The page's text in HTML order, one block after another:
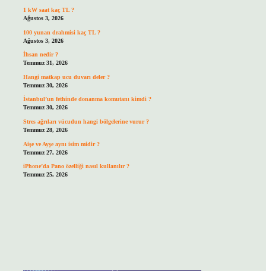
1 kW saat kaç TL ?
Ağustos 3, 2026
100 yunan drahmisi kaç TL ?
Ağustos 3, 2026
İhsan nedir ?
Temmuz 31, 2026
Hangi matkap ucu duvarı deler ?
Temmuz 30, 2026
İstanbul’un fethinde donanma komutanı kimdi ?
Temmuz 30, 2026
Stres ağrıları vücudun hangi bölgelerine vurur ?
Temmuz 28, 2026
Aişe ve Ayşe aynı isim midir ?
Temmuz 27, 2026
iPhone’da Pano özelliği nasıl kullanılır ?
Temmuz 25, 2026